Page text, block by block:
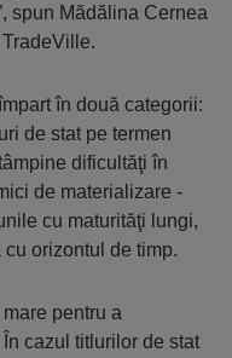
spun Mădălina Cernea
în două categorii:
de stat pe termen
dificultăţi în
de materializare -
cu maturităţi lungi,
orizontul de timp.
pentru a
cazul titlurilor de stat